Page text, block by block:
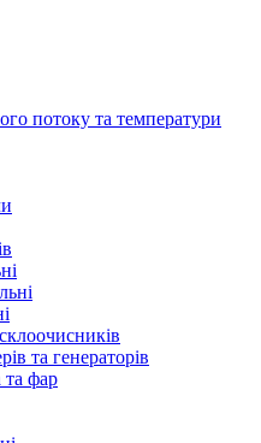
потоку та температури
та генераторів
та фар